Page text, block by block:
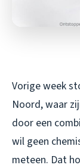
Vorige week
Noord, waar
door een
wil geen
meteen. Dat